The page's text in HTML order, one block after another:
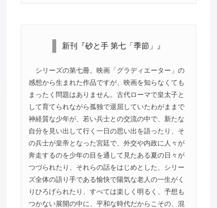
新刊『砂と手 第七「季節」』
シリーズの第七冊。映画「グラディエーター」の
感想から生まれた作品ですが、映画を知らなくても
まったく問題はありません。古代ローマで皇太子と
して育てられながら孤独で退屈していたわがままで
神経質な少年が、若い兵士との交流の中で、新たな
自分を見い出して行く一日の思い出を語ったり、そ
の兵士が皇帝となった宮廷で、外交や内政に人々が
奔走するのを少年の目を通して見たある夏の日々が
つづられたり、それらの話をはじめとした、シリー
ズ全体の語り手である愉快で陽気な老人の一生がく
りひろげられたり、すべては楽しく明るく、予想も
つかない展開の中に、平和な時代だからこその、混